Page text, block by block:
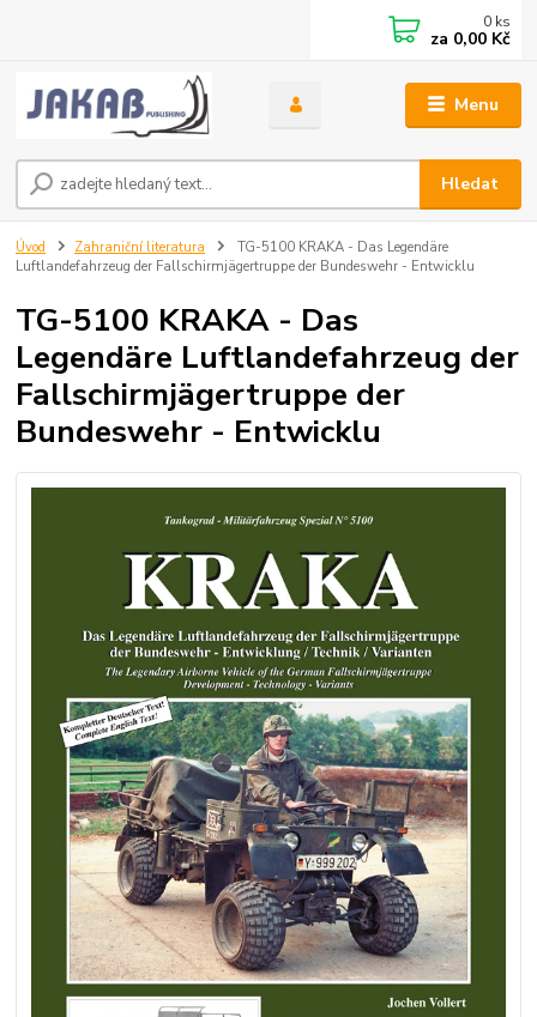
Menu
Hledat
0 ks
za 0,00 Kč
Úvod Zahraniční literatura
TG-5100 KRAKA - Das Legendäre
Luftlandefahrzeug der Fallschirmjägertruppe der Bundeswehr - Entwicklu
TG-5100 KRAKA - Das
Legendäre Luftlandefahrzeug der
Fallschirmjägertruppe der
Bundeswehr - Entwicklu